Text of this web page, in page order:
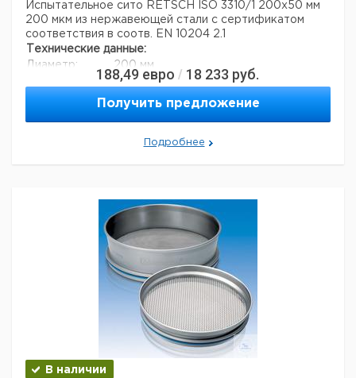
Испытательное сито RETSCH ISO 3310/1 200x50 мм
200 мкм из нержавеющей стали с сертификатом
соответствия в соотв. EN 10204 2.1
Технические данные:
Диаметр:
200 мм
350 г
Высота:
50 мм
200 мкм
188,49 евро / 18 233 руб.
Получить предложение
Подробнее
В наличии